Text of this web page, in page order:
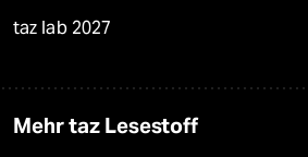
taz lab 2027
Mehr taz Lesestoff